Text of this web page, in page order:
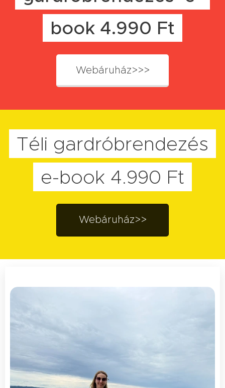
book 4.990 Ft
Webáruház>>>
Téli gardróbrendezés
e-book 4.990 Ft
Webáruház>>